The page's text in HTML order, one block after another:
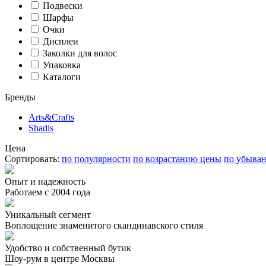
Подвески
Шарфы
Очки
Дисплеи
Заколки для волос
Упаковка
Каталоги
Бренды
Arts&Crafts
Shadis
Цена
Сортировать: по полулярности по возрастанию цены по
Опыт и надежность
Работаем с 2004 года
Уникальный сегмент
Воплощение знаменитого скандинавского стиля
Удобство и собственный бутик
Шоу-рум в центре Москвы